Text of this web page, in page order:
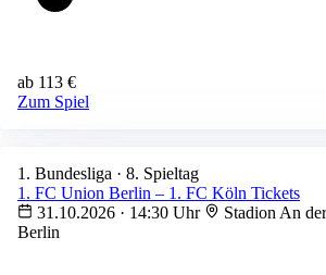
ab 113 €
Zum Spiel
1. Bundesliga · 8. Spieltag
1. FC Union Berlin – 1. FC Köln Tickets
31.10.2026 · 14:30 Uhr
Stadion An
Berlin